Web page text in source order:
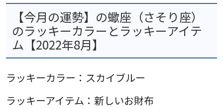
【今月の運勢】の蠍座（さそり座）
のラッキーカラーとラッキーアイテ
ム【2022年8月】
ラッキーカラー：スカイブルー
ラッキーアイテム：新しいお財布